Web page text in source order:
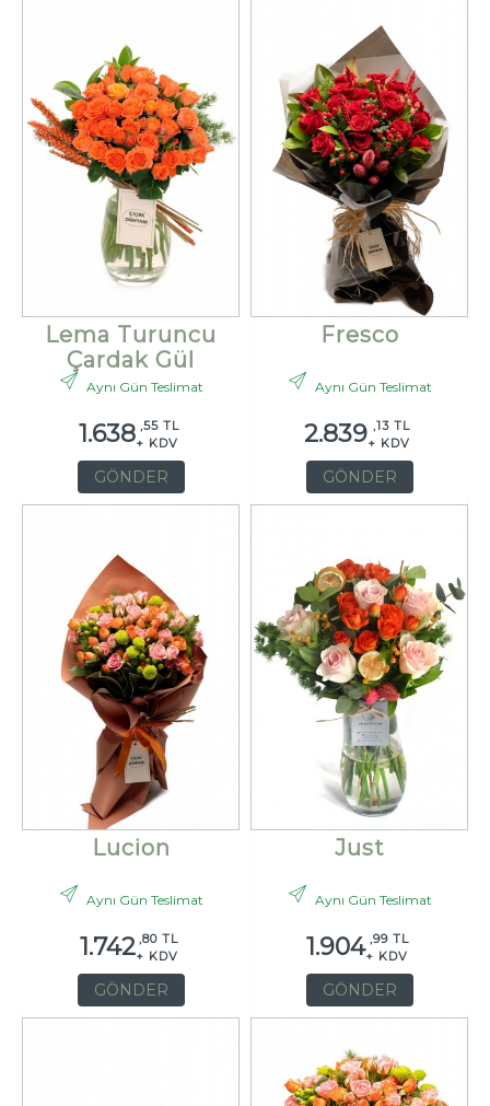
Lema Turuncu
Çardak Gül
Aynı Gün Teslimat
1.638 ,55 TL
+ KDV
GÖNDER
Fresco
Aynı Gün Teslimat
2.839 ,13 TL
+ KDV
GÖNDER
Lucion
Aynı Gün Teslimat
1.742 ,80 TL
+ KDV
GÖNDER
Just
Aynı Gün Teslimat
1.904 ,99 TL
+ KDV
GÖNDER